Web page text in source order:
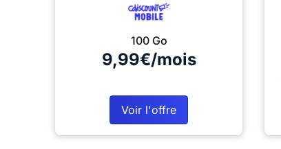
100 Go
9,99€/mois
Voir l'offre